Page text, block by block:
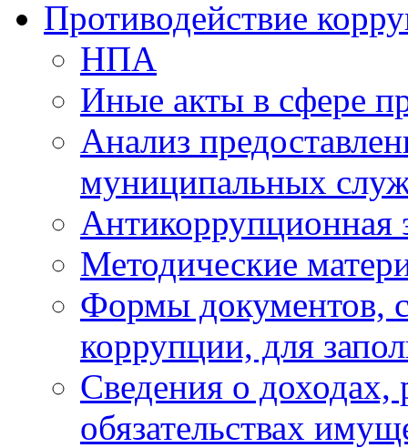
Противодействие
НПА
Иные акты в сфере
Анализ
муниципальных
Антикоррупционная
Методические
Формы документов,
коррупции, для
Сведения о доходах,
обязательствах